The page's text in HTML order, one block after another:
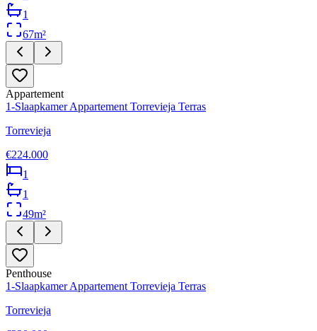
1
67m²
Appartement
1-Slaapkamer Appartement Torrevieja Terras
Torrevieja
€224.000
1
1
49m²
Penthouse
1-Slaapkamer Appartement Torrevieja Terras
Torrevieja